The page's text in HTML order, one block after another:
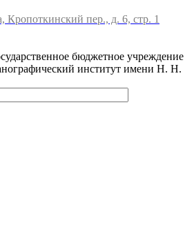
Кропоткинский пер., д. 6, стр. 1
бюджетное учреждение
институт имени Н. Н.